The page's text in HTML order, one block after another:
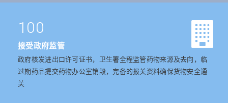
100
接受政府监管
政府核发进出口许可证书，卫生署全程监管药物来源及去向，临
过期药品提交药物办公室销毁，完备的报关资料确保货物安全通
关